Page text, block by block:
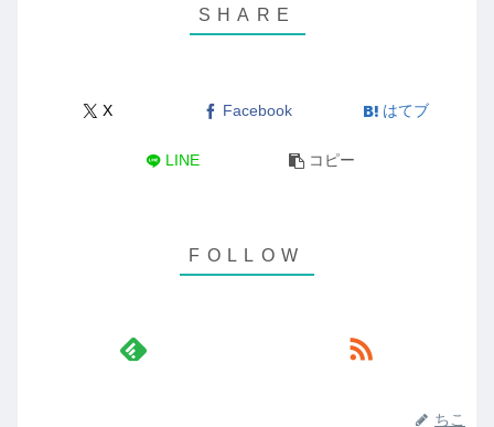
X Facebook はてブ
LINE コピー
ちこ